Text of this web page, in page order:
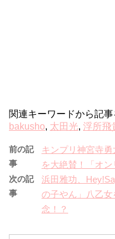
関連キーワードから記事
bakusho, 太田光, 浮所飛
前の記
事
キンプリ神宮寺勇
を大絶賛！「オ
次の記
事
浜田雅功、
の子やん」八乙
念！？